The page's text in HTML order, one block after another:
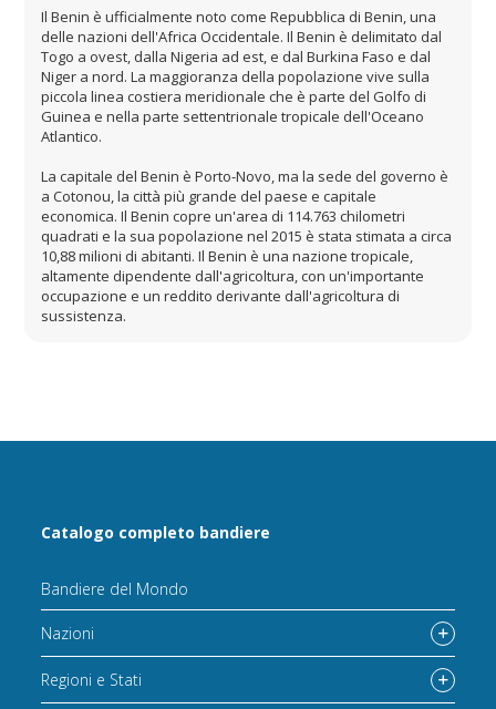
Il Benin è ufficialmente noto come Repubblica di Benin, una
delle nazioni dell'Africa Occidentale. Il Benin è delimitato dal
Togo a ovest, dalla Nigeria ad est, e dal Burkina Faso e dal
Niger a nord. La maggioranza della popolazione vive sulla
piccola linea costiera meridionale che è parte del Golfo di
Guinea e nella parte settentrionale tropicale dell'Oceano
Atlantico.
La capitale del Benin è Porto-Novo, ma la sede del governo è
a Cotonou, la città più grande del paese e capitale
economica. Il Benin copre un'area di 114.763 chilometri
quadrati e la sua popolazione nel 2015 è stata stimata a circa
10,88 milioni di abitanti. Il Benin è una nazione tropicale,
altamente dipendente dall'agricoltura, con un'importante
occupazione e un reddito derivante dall'agricoltura di
sussistenza.
Catalogo completo bandiere
Bandiere del Mondo
Nazioni
Regioni e Stati